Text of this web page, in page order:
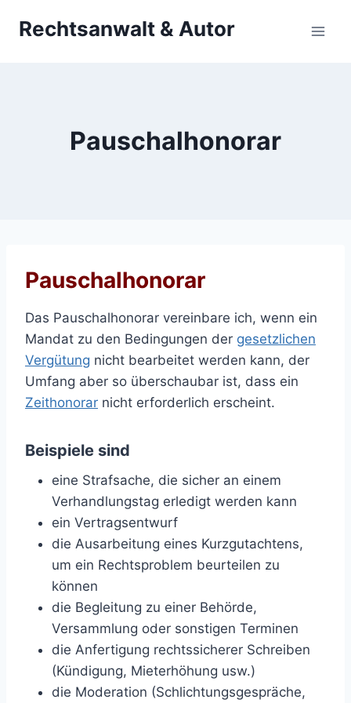
InhaltRechtsanwalt & Autor
Pauschalhonorar
Pauschalhonorar
Das Pauschalhonorar vereinbare ich, wenn ein
Mandat zu den Bedingungen der gesetzlichen
Vergütung nicht bearbeitet werden kann, der
Umfang aber so überschaubar ist, dass ein
Zeithonorar nicht erforderlich erscheint.
Beispiele sind
eine Strafsache, die sicher an einem
Verhandlungstag erledigt werden kann
ein Vertragsentwurf
die Ausarbeitung eines Kurzgutachtens,
um ein Rechtsproblem beurteilen zu
können
die Begleitung zu einer Behörde,
Versammlung oder sonstigen Terminen
die Anfertigung rechtssicherer Schreiben
(Kündigung, Mieterhöhung usw.)
die Moderation (Schlichtungsgespräche,